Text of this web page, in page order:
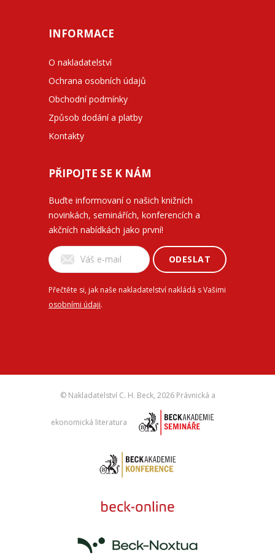
INFORMACE
O nakladatelství
Ochrana osobních údajů
Obchodní podmínky
Způsob dodání a platby
Kontakty
PŘIPOJTE SE K NÁM
Buďte informovaní o našich knižních
novinkách, seminářích, konferencích a
akčních nabídkách jako první!
ODESLAT
Přečtěte si, jak naše nakladatelství nakládá s Vašimi
osobními údaji.
© Nakladatelství C. H. Beck, 2026 Právnická a
ekonomická literatura